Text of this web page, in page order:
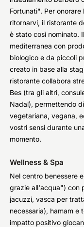
Fortunati". Per
ritornarvi, il ristorante
è stato così nominato.
mediterranea con
biologico e da piccoli
creato in base alla
ristorante collabora
Bes (tra gli altri,
Nadal), permettendo
vegetariana, vegana,
vostri sensi durante
momento.
Wellness & Spa
Nel centro benessere
grazie all'acqua") con
jacuzzi, vasca per
necessaria), hamam e
impatto positivo